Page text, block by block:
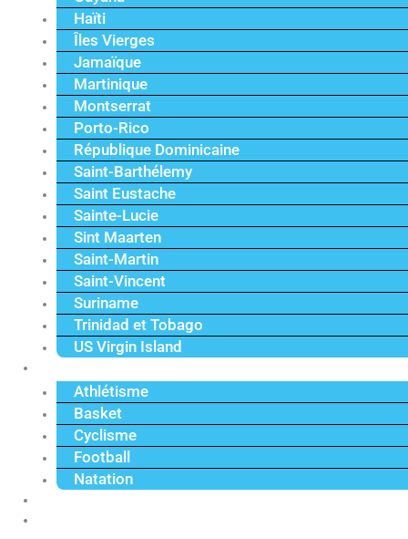
Haïti
Îles Vierges
Jamaïque
Martinique
Montserrat
Porto-Rico
République Dominicaine
Saint-Barthélemy
Saint Eustache
Sainte-Lucie
Sint Maarten
Saint-Martin
Saint-Vincent
Suriname
Trinidad et Tobago
US Virgin Island
Athlétisme
Basket
Cyclisme
Football
Natation